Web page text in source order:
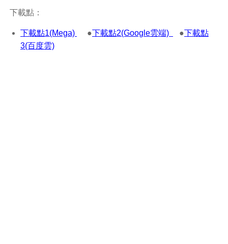
下載點：
下載點1(Mega) ●下載點2(Google雲端) ●下載點
3(百度雲)